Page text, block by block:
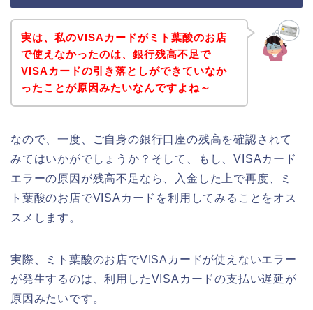
実は、私のVISAカードがミト葉酸のお店
で使えなかったのは、銀行残高不足で
VISAカードの引き落としができていなか
ったことが原因みたいなんですよね～
なので、一度、ご自身の銀行口座の残高を確認されて
みてはいかがでしょうか？そして、もし、VISAカード
エラーの原因が残高不足なら、入金した上で再度、ミ
ト葉酸のお店でVISAカードを利用してみることをオス
スメします。
実際、ミト葉酸のお店でVISAカードが使えないエラー
が発生するのは、利用したVISAカードの支払い遅延が
原因みたいです。